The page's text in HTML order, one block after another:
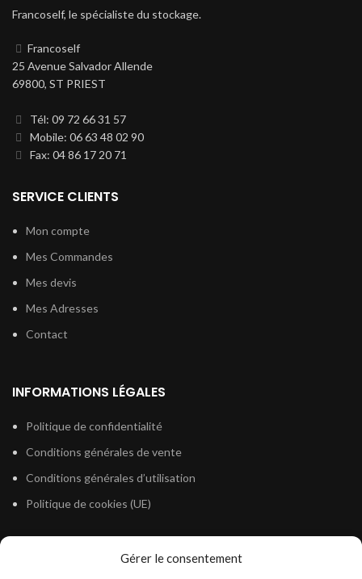
Gérer le consentement
Francoself, le spécialiste du stockage.
Francoself
25 Avenue Salvador Allende
69800, ST PRIEST
Tél: 09 72 66 31 57
Mobile: 06 63 48 02 90
Fax: 04 86 17 20 71
SERVICE CLIENTS
Mon compte
Mes Commandes
Mes devis
Mes Adresses
Contact
INFORMATIONS LÉGALES
Politique de confidentialité
Conditions générales de vente
Conditions générales d’utilisation
Politique de cookies (UE)